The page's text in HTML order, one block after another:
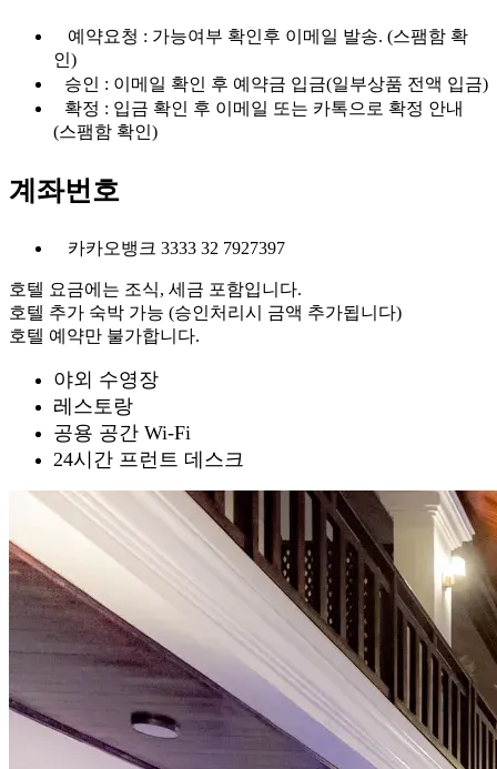
예약요청 : 가능여부 확인후 이메일 발송. (스팸함 확
인)
승인 : 이메일 확인 후 예약금 입금(일부상품 전액 입금)
확정 : 입금 확인 후 이메일 또는 카톡으로 확정 안내
(스팸함 확인)
계좌번호
카카오뱅크 3333 32 7927397
호텔 요금에는 조식, 세금 포함입니다.
호텔 추가 숙박 가능 (승인처리시 금액 추가됩니다)
호텔 예약만 불가합니다.
야외 수영장
레스토랑
공용 공간 Wi-Fi
24시간 프런트 데스크